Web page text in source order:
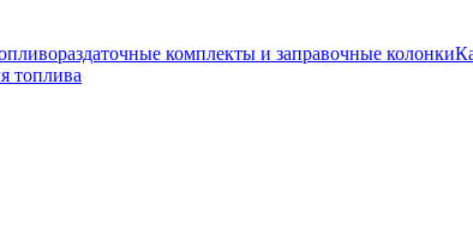
комплекты и заправочные колонки
топлива